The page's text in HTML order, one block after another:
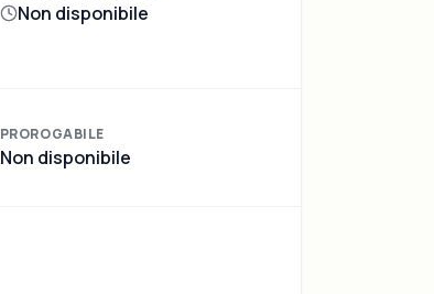
Non disponibile
PROROGABILE
Non disponibile